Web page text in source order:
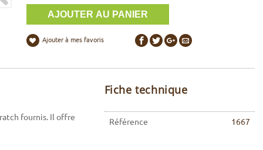
Ajouter à mes favoris
fournis. Il offre
Fiche technique
Référence 1667